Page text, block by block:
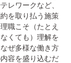
レワークなど、
を取り払う施策
職こそ（たとえ
くても）理解を
ぜ多様な働き方
容を盛り込むだ